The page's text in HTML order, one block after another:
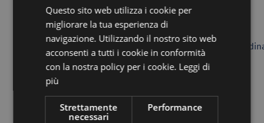
Hotel Aquila ***
32043 CORTINA D'AMPEZZO, Piazza Pittori Fratelli
CORTINA D'AMPEZZO
Questo sito web utilizza i cookie per
migliorare la tua esperienza di
navigazione. Utilizzando il nostro sito web
acconsenti a tutti i cookie in conformità
con la nostra policy per i cookie. Leggi di
più
Strettamente
necessari
Performance